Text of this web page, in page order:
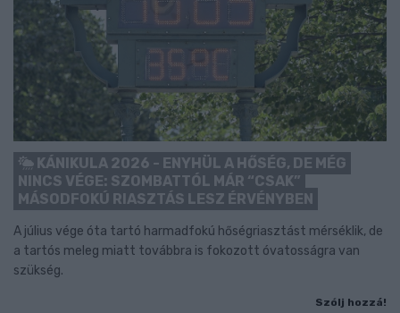
KÁNIKULA 2026 - ENYHÜL A HŐSÉG, DE MÉG
NINCS VÉGE: SZOMBATTÓL MÁR “CSAK”
MÁSODFOKÚ RIASZTÁS LESZ ÉRVÉNYBEN
A július vége óta tartó harmadfokú hőségriasztást mérséklik, de
a tartós meleg miatt továbbra is fokozott óvatosságra van
szükség.
Szólj hozzá!